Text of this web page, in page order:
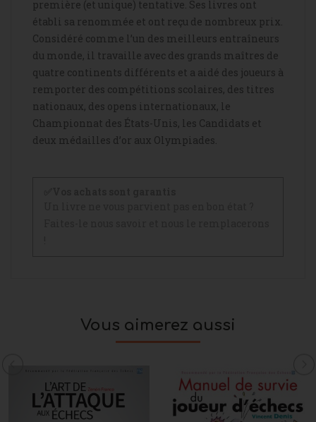
première (et unique) tentative. Ses livres ont
établi sa renommée et ont reçu de nombreux prix.
Considéré comme l’un des meilleurs entraîneurs
du monde, il travaille avec des grands maîtres de
quatre continents différents et a aidé des joueurs à
remporter des compétitions scolaires, des titres
nationaux, des opens internationaux, le
Championnat des États-Unis, les Candidats et
deux médailles d’or aux Olympiades.
Vous aimerez aussi